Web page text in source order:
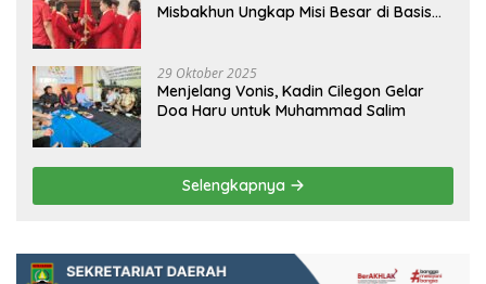
Misbakhun Ungkap Misi Besar di Basis
29 Oktober 2025
Menjelang Vonis, Kadin Cilegon Gelar
Doa Haru untuk Muhammad Salim
Selengkapnya